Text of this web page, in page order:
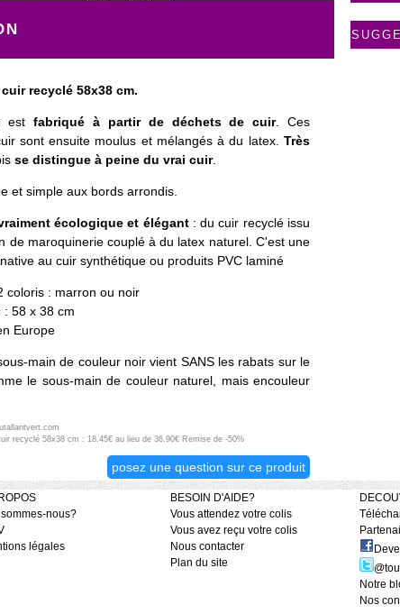
recyclé 58x38 cm.
estfabriqué à partir de déchets de cuir. Ces
sont ensuite moulus et mélangés à du latex. Très
se distingue à peine du vrai cuir.
et simple aux bords arrondis.
écologique et élégant : du cuir recyclé issu
de maroquinerie couplé à du latex naturel. C'est une
au cuir synthétique ou produits PVC laminé
coloris : marron ou noir
: 58 x 38 cm
Europe
main de couleur noir vient SANS les rabats sur le
le sous-main de couleur naturel, mais encouleur
recyclé 58x38 cm : 18.45€ au lieu de 36.90€ Remise de -50%
posez une question sur ce produit
nous?
légales
BESOIN D'AIDE?
Vous attendez votre colis
Vous avez reçu votre colis
Nous contacter
Plan du site
Notre
Nos